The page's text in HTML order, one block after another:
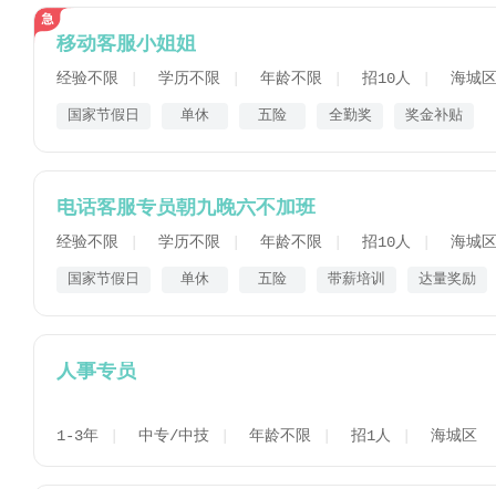
移动客服小姐姐
经验不限 学历不限 年龄不限 招10人 海城区
国家节假日 单休 五险 全勤奖 奖金补贴
电话客服专员朝九晚六不加班
经验不限 学历不限 年龄不限 招10人 海城区
国家节假日 单休 五险 带薪培训 达量奖励
人事专员
1-3年 中专/中技 年龄不限 招1人 海城区